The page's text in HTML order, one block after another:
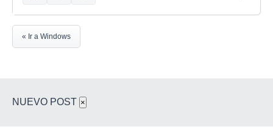
« Ir a Windows
NUEVO POST ×